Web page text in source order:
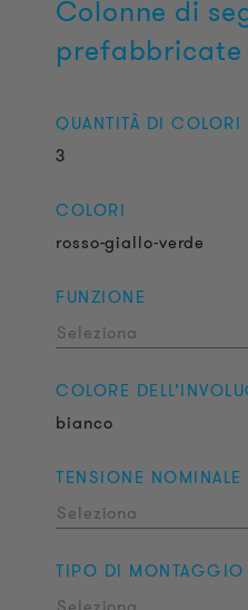
Colonne di
prefabbricate
QUANTITÀ DI COLORI
3
COLORI
rosso-giallo-verde
FUNZIONE
Seleziona
COLORE
bianco
TENSIONE NOMINALE
Seleziona
TIPO DI MONTAGGIO